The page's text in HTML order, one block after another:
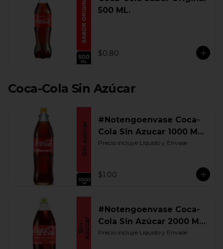
500 ML.
$0.80
Coca-Cola Sin Azúcar
#Notengoenvase Coca-
Cola Sin Azucar 1000 ML.
Retornable
Precio incluye Liquido y Envase
$1.00
#Notengoenvase Coca-
Cola Sin Azúcar 2000 ML.
Retornable
Precio incluye Liquido y Envase